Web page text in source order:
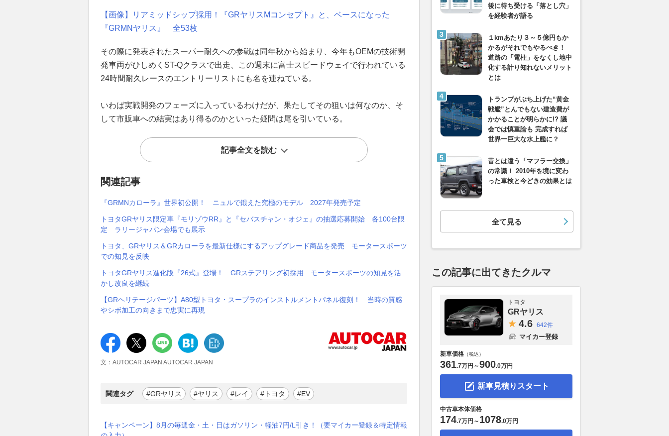
【画像】リアミッドシップ採用！『GRヤリスMコンセプト』と、ベースになった
『GRMNヤリス』 全53枚
その際に発表されたスーパー耐久への参戦は同年秋から始まり、今年もOEMの技術開
発車両がひしめくST-Qクラスで出走、この週末に富士スピードウェイで行われている
24時間耐久レースのエントリーリストにも名を連ねている。
いわば実戦開発のフェーズに入っているわけだが、果たしてその狙いは何なのか、そ
して市販車への結実はあり得るのかといった疑問は尾を引いている。
記事全文を読む
関連記事
『GRMNカローラ』世界初公開！ ニュルで鍛えた究極のモデル 2027年発売予定
トヨタGRヤリス限定車『モリゾウRR』と『セバスチャン・オジェ』の抽選応募開始 各100台限
定 ラリージャパン会場でも展示
トヨタ、GRヤリス＆GRカローラを最新仕様にするアップグレード商品を発売 モータースポーツ
での知見を反映
トヨタGRヤリス進化版『26式』登場！ GRステアリング初採用 モータースポーツの知見を活
かし改良を継続
【GRヘリテージパーツ】A80型トヨタ・スープラのインストルメントパネル復刻！ 当時の質感
やシボ加工の向きまで忠実に再現
文：AUTOCAR JAPAN AUTOCAR JAPAN
関連タグ #GRヤリス #ヤリス #レイ #トヨタ #EV
【キャンペーン】8月の毎週金・土・日はガソリン・軽油7円/L引き！（要マイカー登録＆特定情報
後に待ち受ける「落とし穴」
を経験者が語る
１kmあたり３～５億円もか
かるがそれでもやるべき！
道路の「電柱」をなくし地中
化する計り知れないメリット
とは
トランプがぶち上げた“黄金
戦艦”とんでもない建造費が
かかることが明らかに!? 議
会では慎重論も 完成すれば
世界一巨大な水上艦に？
昔とは違う「マフラー交換」
の常識！ 2010年を境に変わ
った車検と今どきの効果とは
全て見る
この記事に出てきたクルマ
トヨタ
GRヤリス
4.6 642件
マイカー登録
新車価格 （税込）
361.7万円 ～900.0万円
新車見積りスタート
中古車本体価格
174.7万円 ～ 1078.0万円